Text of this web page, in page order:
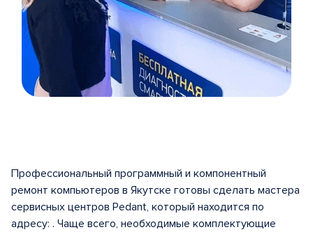
Профессиональный программный и компонентный
ремонт компьютеров в Якутске готовы сделать мастера
сервисных центров Pedant, который находится по
адресу: . Чаще всего, необходимые комплектующие